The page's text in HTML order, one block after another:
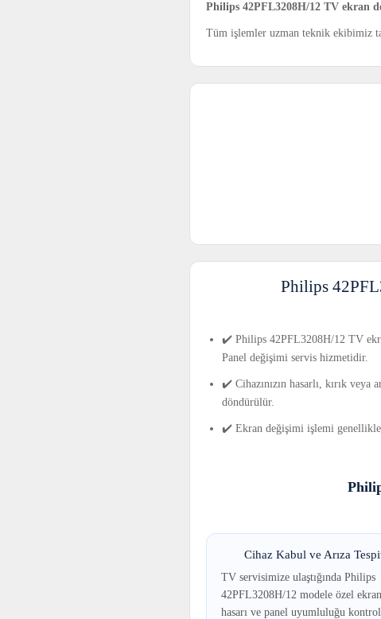
Philips 42PFL3208H/12 TV ekran
Tüm işlemler uzman teknik ekibimiz
Philips
✔️ Philips 42PFL3208H/12 TV
Panel değişimi servis hizmetidir.
✔️ Cihazınızın hasarlı, kırık veya
döndürülür.
✔️ Ekran değişimi işlemi genellikle
Cihaz Kabul ve Arıza
TV servisimize ulaştığında Philips
42PFL3208H/12 modele özel ekran
hasarı ve panel uyumluluğu kontrol